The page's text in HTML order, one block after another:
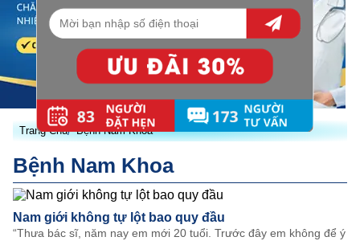
Trang Chủ Bệnh Nam Khoa
Bệnh Nam Khoa
Nam giới không tự lột bao quy đầu
“Thưa bác sĩ, năm nay em mới 20 tuổi. Trước đây em không để ý